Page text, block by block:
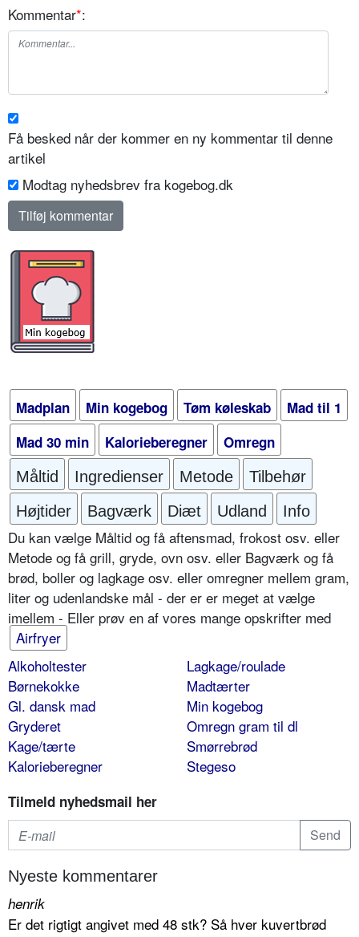
Kommentar*:
Få besked når der kommer en ny kommentar til denne
artikel
Modtag nyhedsbrev fra kogebog.dk
Madplan Min kogebog Tøm køleskab
Mad til 1
Mad 30 min
Kalorieberegner Omregn
Måltid Ingredienser Metode
Tilbehør
Højtider
Bagværk Diæt Udland Info
Du kan vælge Måltid og få aftensmad, frokost osv. eller
Metode og få grill, gryde, ovn osv. eller Bagværk og få
brød, boller og lagkage osv. eller omregner mellem gram,
liter og udenlandske mål - der er er meget at vælge
imellem - Eller prøv en af vores mange opskrifter med
Airfryer
Alkoholtester
Børnekokke
Gl. dansk mad
Gryderet
Kage/tærte
Kalorieberegner
Lagkage/roulade
Madtærter
Min kogebog
Omregn gram til dl
Smørrebrød
Stegeso
Tilmeld nyhedsmail her
Nyeste kommentarer
henrik
Er det rigtigt angivet med 48 stk? Så hver kuvertbrød